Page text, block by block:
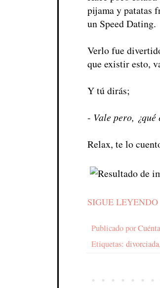
pijama y patatas
un Speed Dating.
Verlo fue
que existir esto,
Y tú dirás;
- Vale pero, ¿qué
Relax, te lo
SIGUE LEYENDO
Publicado por
Etiquetas: divorciada,